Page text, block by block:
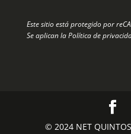
Este sitio está protegido por
Se aplican laPolítica de
© 2024 NET